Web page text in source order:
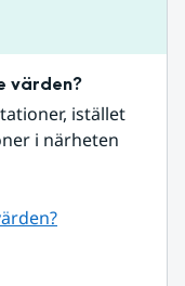
värden?
istället
i närheten